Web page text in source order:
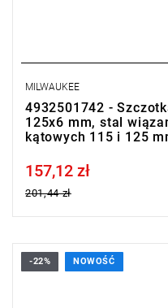
MILWAUKEE
4932501742 -
125x6 mm, stal
kątowych 115 i 125
Price tax included
157,12 zł
201,44 zł
-22% NOWOŚĆ